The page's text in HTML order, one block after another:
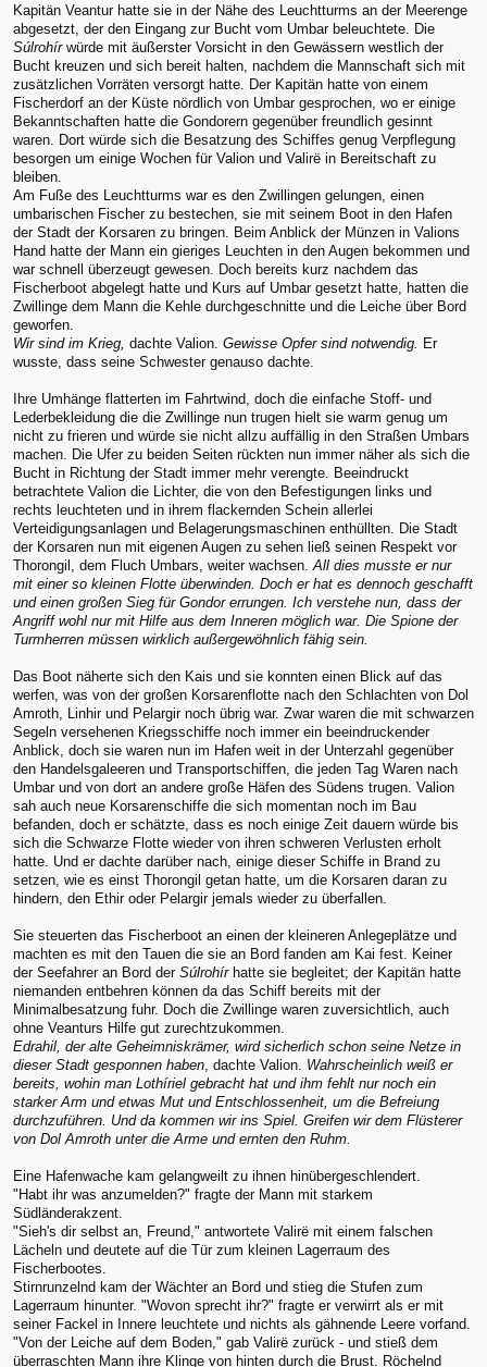
Kapitän Veantur hatte sie in der Nähe des Leuchtturms an der Meerenge
abgesetzt, der den Eingang zur Bucht vom Umbar beleuchtete. Die
Súlrohírwürde mit äußerster Vorsicht in den Gewässern westlich der
Bucht kreuzen und sich bereit halten, nachdem die Mannschaft sich mit
zusätzlichen Vorräten versorgt hatte. Der Kapitän hatte von einem
Fischerdorf an der Küste nördlich von Umbar gesprochen, wo er einige
Bekanntschaften hatte die Gondorern gegenüber freundlich gesinnt
waren. Dort würde sich die Besatzung des Schiffes genug Verpflegung
besorgen um einige Wochen für Valion und Valirë in Bereitschaft zu
bleiben.
Am Fuße des Leuchtturms war es den Zwillingen gelungen, einen
umbarischen Fischer zu bestechen, sie mit seinem Boot in den Hafen
der Stadt der Korsaren zu bringen. Beim Anblick der Münzen in Valions
Hand hatte der Mann ein gieriges Leuchten in den Augen bekommen und
war schnell überzeugt gewesen. Doch bereits kurz nachdem das
Fischerboot abgelegt hatte und Kurs auf Umbar gesetzt hatte, hatten die
Zwillinge dem Mann die Kehle durchgeschnitte und die Leiche über Bord
geworfen.
Wir sind im Krieg, dachte Valion. Gewisse Opfer sind notwendig.
Er
wusste, dass seine Schwester genauso dachte.
Ihre Umhänge flatterten im Fahrtwind, doch die einfache Stoff- und
Lederbekleidung die die Zwillinge nun trugen hielt sie warm genug um
nicht zu frieren und würde sie nicht allzu auffällig in den Straßen Umbars
machen. Die Ufer zu beiden Seiten rückten nun immer näher als sich die
Bucht in Richtung der Stadt immer mehr verengte. Beeindruckt
betrachtete Valion die Lichter, die von den Befestigungen links und
rechts leuchteten und in ihrem flackernden Schein allerlei
Verteidigungsanlagen und Belagerungsmaschinen enthüllten. Die Stadt
der Korsaren nun mit eigenen Augen zu sehen ließ seinen Respekt vor
Thorongil, dem Fluch Umbars, weiter wachsen. All dies musste er nur
mit einer so kleinen Flotte überwinden. Doch er hat es dennoch geschafft
und einen großen Sieg für Gondor errungen. Ich verstehe nun, dass der
Angriff wohl nur mit Hilfe aus dem Inneren möglich war. Die Spione der
Turmherren müssen wirklich außergewöhnlich fähig sein.
Das Boot näherte sich den Kais und sie konnten einen Blick auf das
werfen, was von der großen Korsarenflotte nach den Schlachten von Dol
Amroth, Linhir und Pelargir noch übrig war. Zwar waren die mit schwarzen
Segeln versehenen Kriegsschiffe noch immer ein beeindruckender
Anblick, doch sie waren nun im Hafen weit in der Unterzahl gegenüber
den Handelsgaleeren und Transportschiffen, die jeden Tag Waren nach
Umbar und von dort an andere große Häfen des Südens trugen. Valion
sah auch neue Korsarenschiffe die sich momentan noch im Bau
befanden, doch er schätzte, dass es noch einige Zeit dauern würde bis
sich die Schwarze Flotte wieder von ihren schweren Verlusten erholt
hatte. Und er dachte darüber nach, einige dieser Schiffe in Brand zu
setzen, wie es einst Thorongil getan hatte, um die Korsaren daran zu
hindern, den Ethir oder Pelargir jemals wieder zu überfallen.
Sie steuerten das Fischerboot an einen der kleineren Anlegeplätze und
machten es mit den Tauen die sie an Bord fanden am Kai fest. Keiner
der Seefahrer an Bord der Súlrohírhatte sie begleitet; der Kapitän hatte
niemanden entbehren können da das Schiff bereits mit der
Minimalbesatzung fuhr. Doch die Zwillinge waren zuversichtlich, auch
ohne Veanturs Hilfe gut zurechtzukommen.
Edrahil, der alte Geheimniskrämer, wird sicherlich schon seine Netze in
dieser Stadt gesponnen haben , dachte Valion. Wahrscheinlich weiß er
bereits, wohin man Lothíriel gebracht hat und ihm fehlt nur noch ein
starker Arm und etwas Mut und Entschlossenheit, um die Befreiung
durchzuführen. Und da kommen wir ins Spiel. Greifen wir dem Flüsterer
von Dol Amroth unter die Arme und ernten den Ruhm.
Eine Hafenwache kam gelangweilt zu ihnen hinübergeschlendert.
"Habt ihr was anzumelden?" fragte der Mann mit starkem
Südländerakzent.
"Sieh's dir selbst an, Freund," antwortete Valirë mit einem falschen
Lächeln und deutete auf die Tür zum kleinen Lagerraum des
Fischerbootes.
Stirnrunzelnd kam der Wächter an Bord und stieg die Stufen zum
Lagerraum hinunter. "Wovon sprecht ihr?" fragte er verwirrt als er mit
seiner Fackel in Innere leuchtete und nichts als gähnende Leere vorfand.
"Von der Leiche auf dem Boden," gab Valirë zurück - und stieß dem
überraschten Mann ihre Klinge von hinten durch die Brust. Röchelnd